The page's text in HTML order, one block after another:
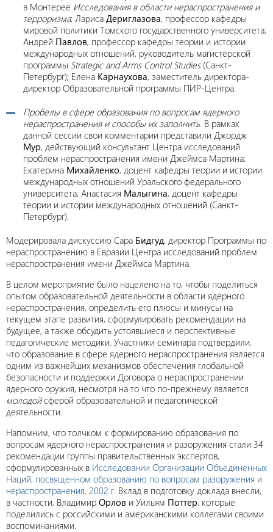
в Монтерее Исследования в области нераспространения и
терроризма; Лариса Дериглазова, профессор кафедры
мировой политики Томского государственного университета;
Андрей Павлов, профессор кафедры теории и истории
международных отношений, руководитель магистерской
программы Strategic and Arms Control Studies(Санкт-
Петербург); Елена Карнаухова, заместитель директора-
директор Образовательной программы ПИР-Центра.
Пробелы в сфере образования по вопросам ядерного
нераспространения и способы их заполнить. В рамках
данной сессии свои комментарии представили Джордж
Мур, действующий консультант Центра исследований
проблем нераспространения имени Джеймса Мартина;
Екатерина Михайленко, доцент кафедры теории и истории
международных отношений Уральского федерального
университета; Анастасия Малыгина, доцент кафедры
теории и истории международных отношений (Санкт-
Петербург).
Модерировала дискуссию Сара Бидгуд, директор Программы по
нераспространению в Евразии Центра исследований проблем
нераспространения имени Джеймса Мартина.
В целом мероприятие было нацелено на то, чтобы поделиться
опытом образовательной деятельности в области ядерного
нераспространения, определить его плюсы и минусы на
текущем этапе развития, сформулировать рекомендации на
будущее, а также обсудить устоявшиеся и перспективные
педагогические методики. Участники семинара подтвердили,
что образование в сфере ядерного нераспространения является
одним из важнейших механизмов обеспечения глобальной
безопасности и поддержки Договора о нераспространении
ядерного оружия, несмотря на то что по-прежнему является
молодойсферой образовательной и педагогической
деятельности.
Напомним, что толчком к формированию образования по
вопросам ядерного нераспространения и разоружения стали 34
рекомендации группы правительственных экспертов,
сформулированных в Исследовании Организации Объединенных
Наций, посвященном образованию по вопросам разоружения и
нераспространения, 2002 г. Вклад в подготовку доклада внесли,
в частности, Владимир Орлов и Уильям Поттер, которые
поделились с российскими и американскими коллегами своими
воспоминаниями.